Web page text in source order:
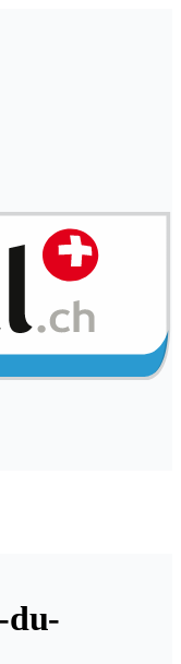
du-